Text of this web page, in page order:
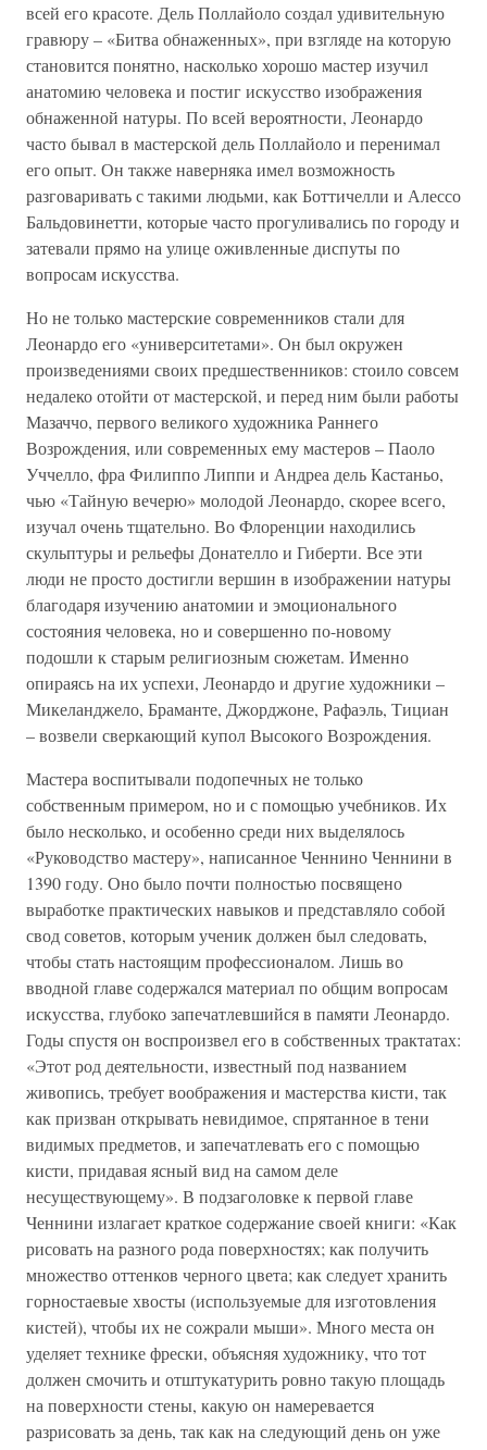
всей его красоте. Дель Поллайоло создал удивительную
гравюру – «Битва обнаженных», при взгляде на которую
становится понятно, насколько хорошо мастер изучил
анатомию человека и постиг искусство изображения
обнаженной натуры. По всей вероятности, Леонардо
часто бывал в мастерской дель Поллайоло и перенимал
его опыт. Он также наверняка имел возможность
разговаривать с такими людьми, как Боттичелли и Алессо
Бальдовинетти, которые часто прогуливались по городу и
затевали прямо на улице оживленные диспуты по
вопросам искусства.
Но не только мастерские современников стали для
Леонардо его «университетами». Он был окружен
произведениями своих предшественников: стоило совсем
недалеко отойти от мастерской, и перед ним были работы
Мазаччо, первого великого художника Раннего
Возрождения, или современных ему мастеров – Паоло
Уччелло, фра Филиппо Липпи и Андреа дель Кастаньо,
чью «Тайную вечерю» молодой Леонардо, скорее всего,
изучал очень тщательно. Во Флоренции находились
скульптуры и рельефы Донателло и Гиберти. Все эти
люди не просто достигли вершин в изображении натуры
благодаря изучению анатомии и эмоционального
состояния человека, но и совершенно по-новому
подошли к старым религиозным сюжетам. Именно
опираясь на их успехи, Леонардо и другие художники –
Микеланджело, Браманте, Джорджоне, Рафаэль, Тициан
– возвели сверкающий купол Высокого Возрождения.
Мастера воспитывали подопечных не только
собственным примером, но и с помощью учебников. Их
было несколько, и особенно среди них выделялось
«Руководство мастеру», написанное Ченнино Ченнини в
1390 году. Оно было почти полностью посвящено
выработке практических навыков и представляло собой
свод советов, которым ученик должен был следовать,
чтобы стать настоящим профессионалом. Лишь во
вводной главе содержался материал по общим вопросам
искусства, глубоко запечатлевшийся в памяти Леонардо.
Годы спустя он воспроизвел его в собственных трактатах:
«Этот род деятельности, известный под названием
живопись, требует воображения и мастерства кисти, так
как призван открывать невидимое, спрятанное в тени
видимых предметов, и запечатлевать его с помощью
кисти, придавая ясный вид на самом деле
несуществующему». В подзаголовке к первой главе
Ченнини излагает краткое содержание своей книги: «Как
рисовать на разного рода поверхностях; как получить
множество оттенков черного цвета; как следует хранить
горностаевые хвосты (используемые для изготовления
кистей), чтобы их не сожрали мыши». Много места он
уделяет технике фрески, объясняя художнику, что тот
должен смочить и отштукатурить ровно такую площадь
на поверхности стены, какую он намеревается
разрисовать за день, так как на следующий день он уже